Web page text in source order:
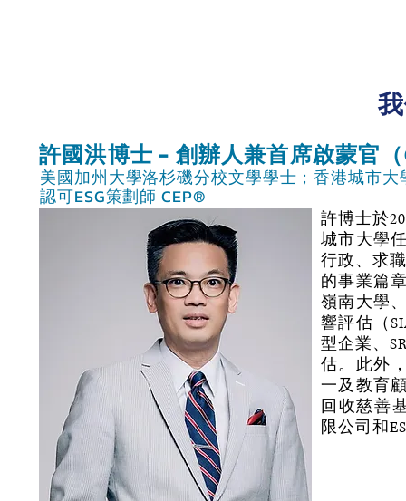
許國洪博士 - 創辦人兼首席啟蒙官
美國加州大學洛杉磯分校文學學士；香港城市
認可ESG策劃師 CEP®
許博士於
城市大學
行政、求
的事業篇
嶺南大學
響評估（
型企業、
估。此外
一及教育
回收慈善
限公司和